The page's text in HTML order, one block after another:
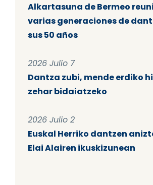
Alkartasuna de Bermeo
varias generaciones de
sus 50 años
2026 Julio 7
Dantza zubi, mende erdiko
zehar bidaiatzeko
2026 Julio 2
Euskal Herriko dantzen
Elai Alairen ikuskizunean